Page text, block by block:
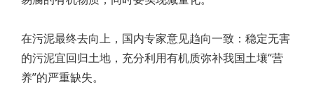
在污泥最终去向上，国内专家意见趋向一致：稳定无害
的污泥宜回归土地，充分利用有机质弥补我国土壤“营
养”的严重缺失。